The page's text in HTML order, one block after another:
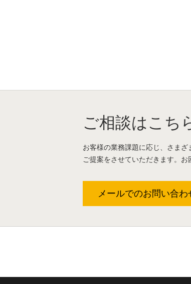
ご相談はこち
お客様の業務課題に応じ、さまざ
ご提案をさせていただきます。
メールでのお問い合わ